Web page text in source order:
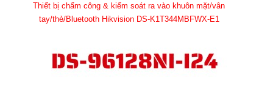
Thiết bị chấm công & kiểm soát ra vào khuôn mặt/vân
tay/thẻ/Bluetooth Hikvision DS-K1T344MBFWX-E1